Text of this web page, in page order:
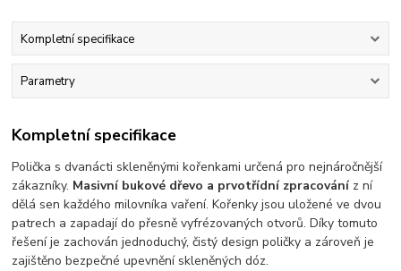
Kompletní specifikace
Parametry
Kompletní specifikace
Polička s dvanácti skleněnými kořenkami určená pro nejnáročnější
zákazníky. Masivní bukové dřevo a prvotřídní zpracováníz ní
dělá sen každého milovníka vaření. Kořenky jsou uložené ve dvou
patrech a zapadají do přesně vyfrézovaných otvorů. Díky tomuto
řešení je zachován jednoduchý, čistý design poličky a zároveň je
zajištěno bezpečné upevnění skleněných dóz.